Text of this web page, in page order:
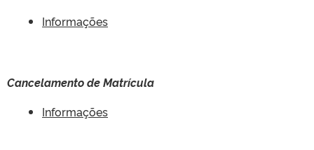
Informações
Cancelamento de Matrícula
Informações